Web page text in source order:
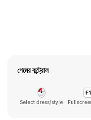
গেমের কন্ট্রোল
Select dress/style